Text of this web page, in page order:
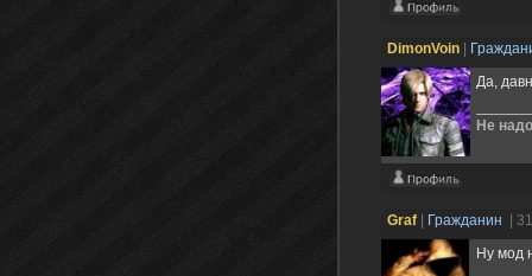
DimonVoin
Да,
Не
Graf Гражданин
|
Ну мод